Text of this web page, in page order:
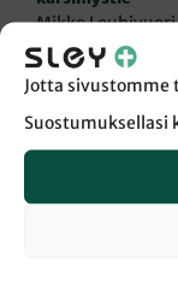
Jotta sivustomme
Mikko Louhivuori
29,00 €
LISÄÄ